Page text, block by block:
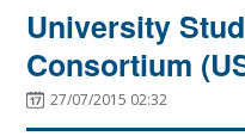
University
Consortium
27/07/2015 02:32